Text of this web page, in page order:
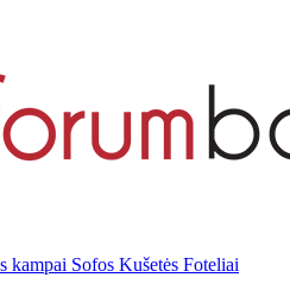
kampai Sofos Kušetės Foteliai